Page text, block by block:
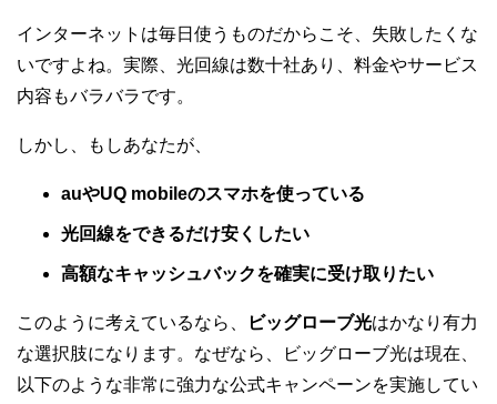
インターネットは毎日使うものだからこそ、失敗したくな
いですよね。実際、光回線は数十社あり、料金やサービス
内容もバラバラです。
しかし、もしあなたが、
auやUQ mobileのスマホを使っている
光回線をできるだけ安くしたい
高額なキャッシュバックを確実に受け取りたい
このように考えているなら、 ビッグローブ光はかなり有力
な選択肢になります。なぜなら、ビッグローブ光は現在、
以下のような非常に強力な公式キャンペーンを実施してい